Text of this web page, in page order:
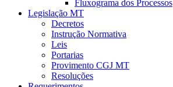
Fluxograma dos Processos
Legislação MT
Decretos
Instrução Normativa
Leis
Portarias
Provimento CGJ MT
Resoluções